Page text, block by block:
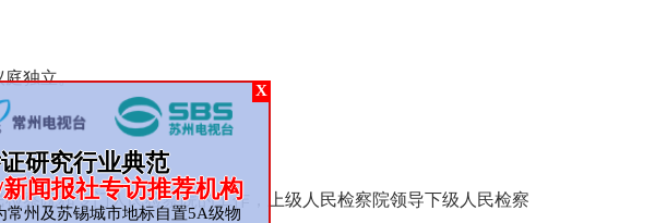
庭独立。
察院和专门人民检察院的工作，上级人民检察院领导下级人民检察
X
研究行业典范
闻报社专访推荐机构
州及苏锡城市地标自置5A级物